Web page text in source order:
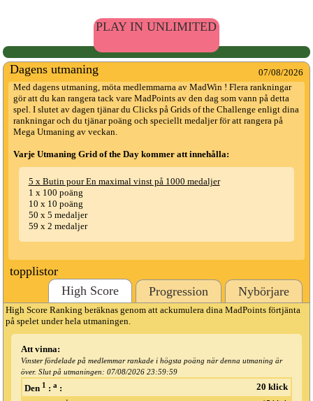
PLAY IN UNLIMITED
Dagens utmaning
07/08/2026
Med dagens utmaning, möta medlemmarna av MadWin ! Flera rankningar
gör att du kan rangera tack vare MadPoints av den dag som vann på detta
spel. I slutet av dagen tjänar du Clicks på Grids of the Challenge enligt dina
rankningar och du tjänar poäng och speciellt medaljer för att rangera på
Mega Utmaning av veckan.
Varje Utmaning Grid of the Day kommer att innehålla:
5 x Butin pour En maximal vinst på 1000 medaljer
1 x 100 poäng
10 x 10 poäng
50 x 5 medaljer
59 x 2 medaljer
topplistor
High Score
Progression Nybörjare
High Score Ranking beräknas genom att ackumulera dina MadPoints förtjänta
på spelet under hela utmaningen.
Att vinna:
Vinster fördelade på medlemmar rankade i högsta poäng när denna utmaning är
över. Slut på utmaningen: 07/08/2026 23:59:59
Den 1 :a : 20 klick